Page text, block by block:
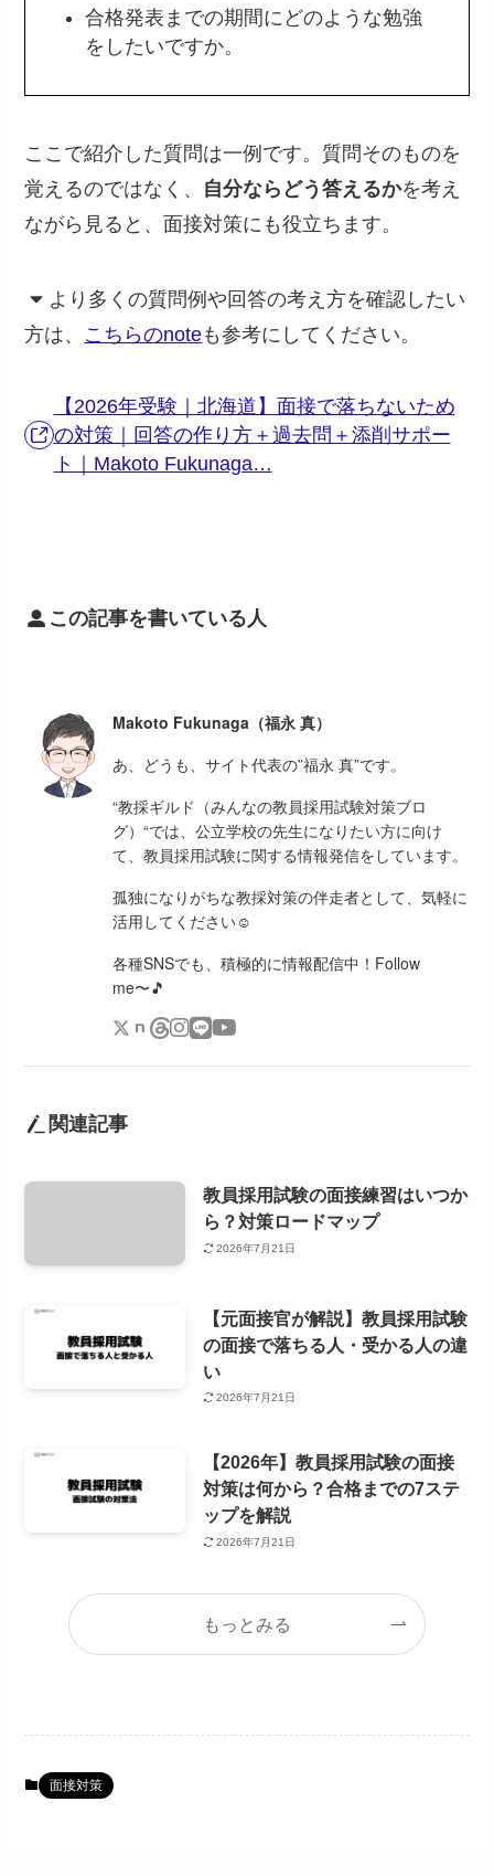
合格発表までの期間にどのような勉強
をしたいですか。
ここで紹介した質問は一例です。質問そのものを
覚えるのではなく、 自分ならどう答えるかを考え
ながら見ると、面接対策にも役立ちます。
より多くの質問例や回答の考え方を確認したい
方は、 こちらのnoteも参考にしてください。
【2026年受験｜北海道】面接で落ちないため
の対策｜回答の作り方＋過去問＋添削サポー
ト｜Makoto Fukunaga…
この記事を書いている人
Makoto Fukunaga（福永 真）
あ、どうも、サイト代表の”福永 真”です。
“教採ギルド（みんなの教員採用試験対策ブロ
グ）“では、公立学校の先生になりたい方に向け
て、教員採用試験に関する情報発信をしています。
孤独になりがちな教採対策の伴走者として、気軽に
活用してください☺️
各種SNSでも、積極的に情報配信中！Follow
me〜🎵
関連記事
教員採用試験の面接練習はいつか
ら？対策ロードマップ
2026年7月21日
【元面接官が解説】教員採用試験
の面接で落ちる人・受かる人の違
い
2026年7月21日
【2026年】教員採用試験の面接
対策は何から？合格までの7ステ
ップを解説
2026年7月21日
もっとみる
面接対策